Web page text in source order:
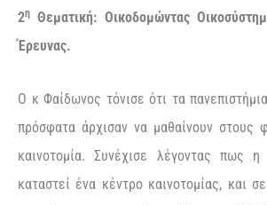
2η Θεματική: Οικοδομώντας
Έρευνας.
Ο κ Φαίδωνος τόνισε ότι τα
πρόσφατα άρχισαν να μαθαίνουν στους
καινοτομία. Συνέχισε λέγοντας πως
καταστεί ένα κέντρο καινοτομίας, και